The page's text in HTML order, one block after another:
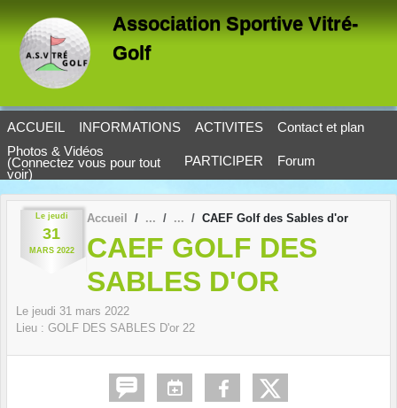
Association Sportive Vitré-
Golf
ACCUEIL INFORMATIONS ACTIVITES
Contact et plan
Photos & Vidéos
(Connectez vous pour tout
voir)
PARTICIPER Forum
Le jeudi
31
MARS 2022
Accueil CAEF Golf des Sables d'or
CAEF GOLF DES
SABLES D'OR
Le jeudi 31 mars 2022
Lieu : GOLF DES SABLES D'or 22